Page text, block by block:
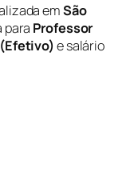
emSão
para Professor
e salário